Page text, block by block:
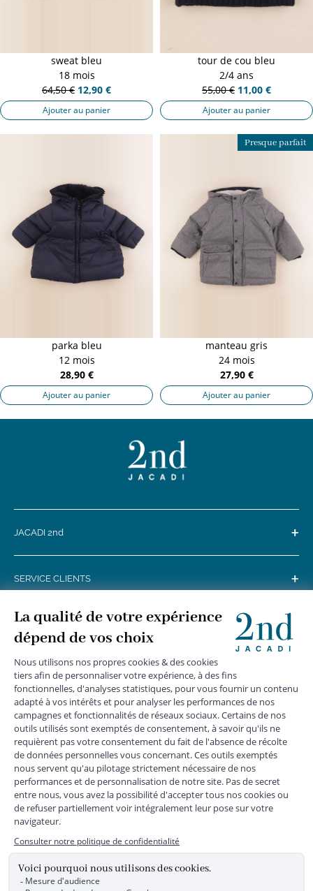
sweat bleu
18 mois
64,50 € 12,90 €
Ajouter au panier
tour de cou bleu
2/4 ans
55,00 € 11,00 €
Ajouter au panier
parka bleu
12 mois
28,90 €
Ajouter au panier
Presque parfait
manteau gris
24 mois
27,90 €
Ajouter au panier
JACADI 2nd +
SERVICE CLIENTS +
SUIVEZ-NOUS
|
DONNÉES PERSONNELLES
* Livraison express gratuite en point relais dès 59 € et à domicile dès 150
€ vers la France Métropolitaine
Les données collectées par la société JACADI, responsable
du traitement, sont nécessaires à l'envoi de newsletters, à la
création de compte, pour le traitement, le suivi et la livraison
de votre commande, ainsi que pour le suivi de votre
adhésion au programme fidélité. Conformément au
Règlement Européen 2016/679 du 27 avril 2016 sur la
protection des données personnelles, vous bénéficiez d'un
rectification, d'opposition, d'effacement, de portabilité ou de
limitation aux traitements de données vous concernant.